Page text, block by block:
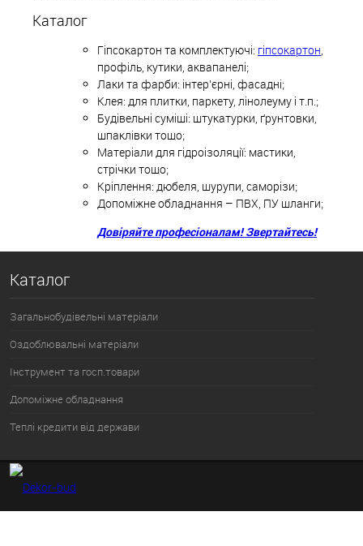
Каталог
Гіпсокартон та комплектуючі: гіпсокартон
профіль, кутики, аквапанелі;
Лаки та фарби: інтер'єрні, фасадні;
Клея: для плитки, паркету, лінолеуму і т.п.;
Будівельні суміші: штукатурки, ґрунтовки,
шпаклівки тощо;
Матеріали для гідроізоляції: мастики,
стрічки тощо;
Кріплення: дюбеля, шурупи, саморізи;
Допоміжне обладнання – ПВХ, ПУ шланги;
Довіряйте професіоналам! Звертайтесь!
Каталог
Загальнобудівельні матеріали
Оздоблювальні матеріали
Інструмент та госп.товари
Допоміжне обладнання
Теплі кредити від держави